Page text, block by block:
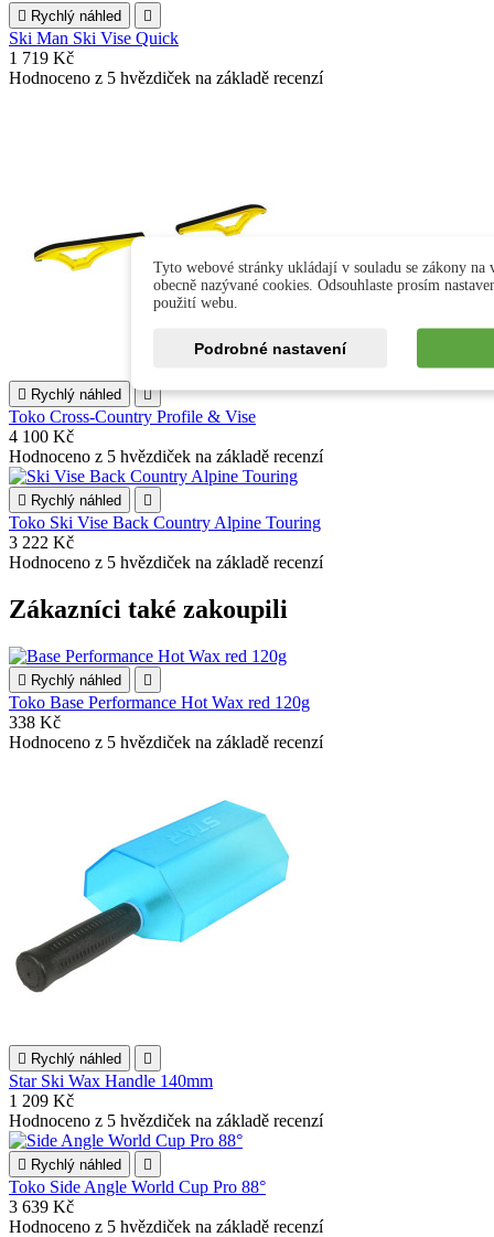
 Rychlý náhled 
Ski Man Ski Vise Quick
1 719 Kč
Hodnoceno z 5 hvězdiček na základě recenzí
 Rychlý náhled 
Toko Cross-Country Profile & Vise
4 100 Kč
Hodnoceno z 5 hvězdiček na základě recenzí
 Rychlý náhled 
Toko Ski Vise Back Country Alpine Touring
3 222 Kč
Hodnoceno z 5 hvězdiček na základě recenzí
Zákazníci také zakoupili
 Rychlý náhled 
Toko Base Performance Hot Wax red 120g
338 Kč
Hodnoceno z 5 hvězdiček na základě recenzí
 Rychlý náhled 
Star Ski Wax Handle 140mm
1 209 Kč
Hodnoceno z 5 hvězdiček na základě recenzí
 Rychlý náhled 
Toko Side Angle World Cup Pro 88°
3 639 Kč
Hodnoceno z 5 hvězdiček na základě recenzí
Tyto webové stránky ukládají v souladu se zákony na
obecně nazývané cookies. Odsouhlaste prosím
použití webu.
Podrobné nastavení